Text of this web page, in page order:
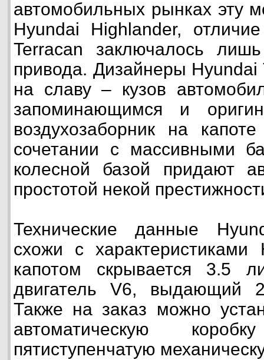
автомобильных рынках эту
Hyundai Highlander,
Terracan заключалось
привода. Дизайнеры Hyundai
на славу – кузов
запоминающимся и
воздухозаборник на
сочетании с массивными
колесной базой придают
простотой некой
Технические данные
схожи с
капотом скрывается 3.5
двигатель V6, выдающий
Также на заказ можно
автоматическую
пятиступенчатую